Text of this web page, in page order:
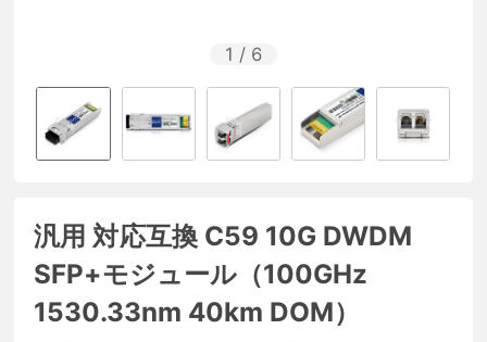
1 / 6
汎用 対応互換 C59 10G DWDM
SFP+モジュール（100GHz
1530.33nm 40km DOM）